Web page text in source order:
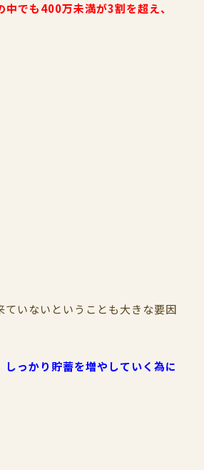
でも400万未満が3割を超え、
いないということも大きな要因
っかり貯蓄を増やしていく為に